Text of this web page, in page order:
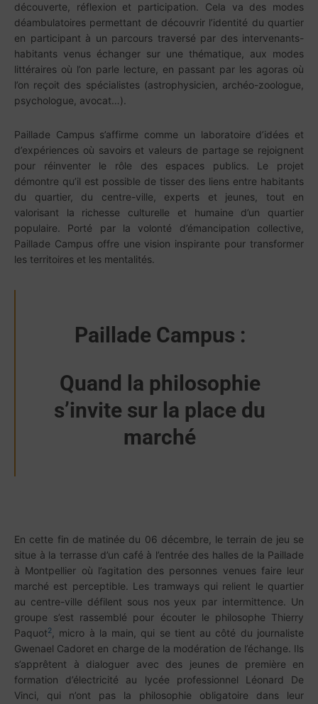
découverte, réflexion et participation. Cela va des modes
déambulatoires permettant de découvrir l’identité du quartier
en participant à un parcours traversé par des intervenants-
habitants venus échanger sur une thématique, aux modes
littéraires où l’on parle lecture, en passant par les agoras où
l’on reçoit des spécialistes (astrophysicien, archéo-zoologue,
psychologue, avocat…).
Paillade Campus s’affirme comme un laboratoire d’idées et
d’expériences où savoirs et valeurs de partage se rejoignent
pour réinventer le rôle des espaces publics. Le projet
démontre qu’il est possible de tisser des liens entre habitants
du quartier, du centre-ville, experts et jeunes, tout en
valorisant la richesse culturelle et humaine d’un quartier
populaire. Porté par la volonté d’émancipation collective,
Paillade Campus offre une vision inspirante pour transformer
les territoires et les mentalités.
Paillade Campus :
Quand la philosophie
s’invite sur la place du
marché
En cette fin de matinée du 06 décembre, le terrain de jeu se
situe à la terrasse d’un café à l’entrée des halles de la Paillade
à Montpellier où l’agitation des personnes venues faire leur
marché est perceptible. Les tramways qui relient le quartier
au centre-ville défilent sous nos yeux par intermittence. Un
groupe s’est rassemblé pour écouter le philosophe Thierry
Paquot2
, micro à la main, qui se tient au côté du journaliste
Gwenael Cadoret en charge de la modération de l’échange. Ils
s’apprêtent à dialoguer avec des jeunes de première en
formation d’électricité au lycée professionnel Léonard De
Vinci, qui n’ont pas la philosophie obligatoire dans leur